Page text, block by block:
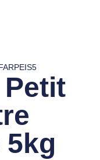
Petit
5kg